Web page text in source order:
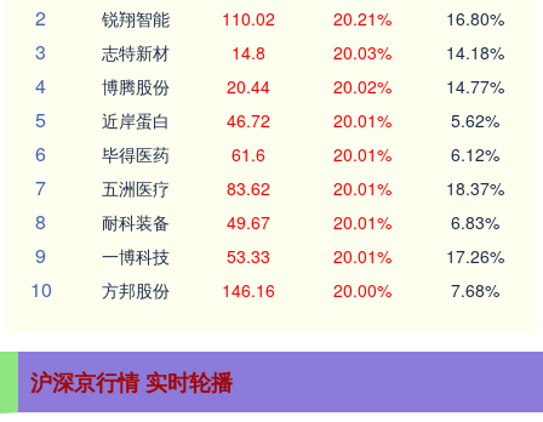
2 锐翔智能 110.02 20.21% 16.80%
3 志特新材 14.8 20.03% 14.18%
4 博腾股份 20.44 20.02% 14.77%
5 近岸蛋白 46.72 20.01% 5.62%
6 毕得医药 61.6 20.01% 6.12%
7 五洲医疗 83.62 20.01% 18.37%
8 耐科装备 49.67 20.01% 6.83%
9 一博科技 53.33 20.01% 17.26%
10 方邦股份 146.16 20.00% 7.68%
沪深京行情 实时轮播